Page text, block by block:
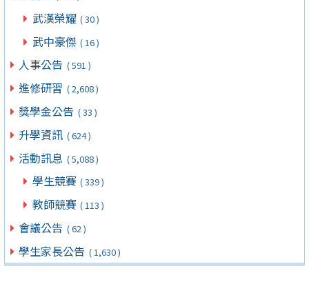
武漢榮耀 ( 30 )
武中豪傑 ( 16 )
人事公告 ( 591 )
進修研習 ( 2,608 )
獎學金公告 ( 33 )
升學資訊 ( 624 )
活動訊息 ( 5,088 )
學生競賽 ( 339 )
教師競賽 ( 113 )
會議公告 ( 62 )
學生家長公告 ( 1,630 )